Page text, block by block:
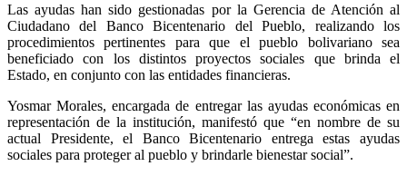
Las ayudas han sido gestionadas por la Gerencia de Atención al
Ciudadano del Banco Bicentenario del Pueblo, realizando los
procedimientos pertinentes para que el pueblo bolivariano sea
beneficiado con los distintos proyectos sociales que brinda el
Estado, en conjunto con las entidades financieras.
Yosmar Morales, encargada de entregar las ayudas económicas en
representación de la institución, manifestó que “en nombre de su
actual Presidente, el Banco Bicentenario entrega estas ayudas
sociales para proteger al pueblo y brindarle bienestar social”.